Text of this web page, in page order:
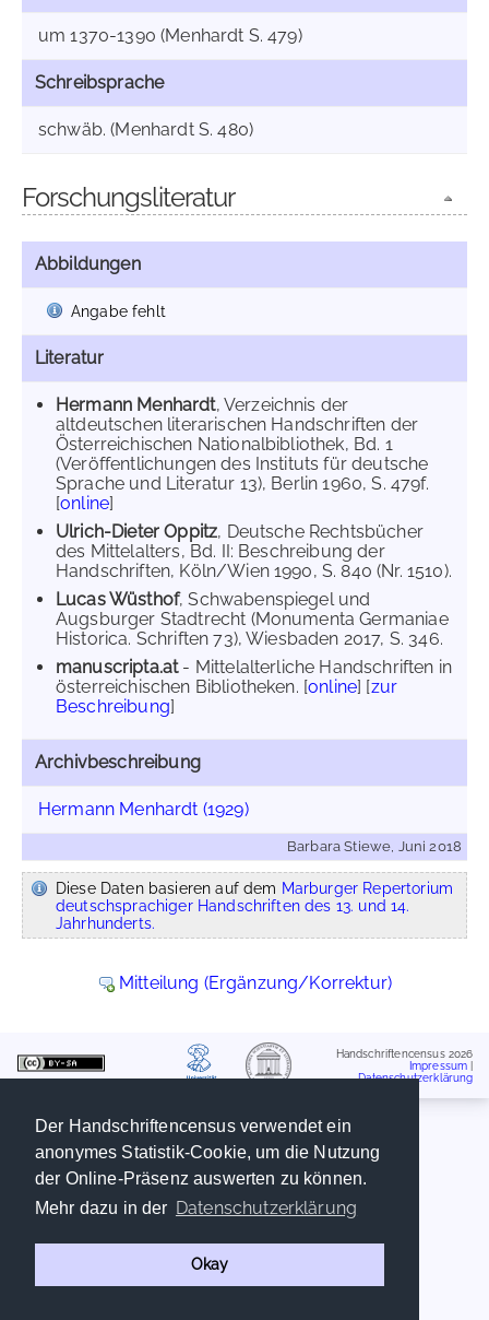
Der Handschriftencensus verwendet ein
anonymes Statistik-Cookie, um die Nutzung
der Online-Präsenz auswerten zu können.
Mehr dazu in der Datenschutzerklärung
Okay
um 1370-1390 (Menhardt S. 479)
Schreibsprache
schwäb. (Menhardt S. 480)
Forschungsliteratur
Abbildungen
Angabe fehlt
Literatur
Hermann Menhardt, Verzeichnis der
altdeutschen literarischen Handschriften der
Österreichischen Nationalbibliothek, Bd. 1
(Veröffentlichungen des Instituts für deutsche
Sprache und Literatur 13), Berlin 1960, S. 479f.
[online]
Ulrich-Dieter Oppitz, Deutsche Rechtsbücher
des Mittelalters, Bd. II: Beschreibung der
Handschriften, Köln/Wien 1990, S. 840 (Nr. 1510).
Lucas Wüsthof, Schwabenspiegel und
Augsburger Stadtrecht (Monumenta Germaniae
Historica. Schriften 73), Wiesbaden 2017, S. 346.
manuscripta.at- Mittelalterliche Handschriften in
österreichischen Bibliotheken. [online] [zur
Beschreibung]
Archivbeschreibung
Hermann Menhardt (1929)
Barbara Stiewe, Juni 2018
Diese Daten basieren auf dem Marburger Repertorium
deutschsprachiger Handschriften des 13. und 14.
Jahrhunderts.
Mitteilung (Ergänzung/Korrektur)
Handschriftencensus 2026
Impressum
Datenschutzerklärung